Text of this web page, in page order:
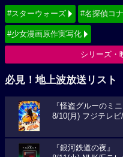
#スターウォーズ #名探偵コ
#少女漫画原作実写化
シリーズ・
必見！地上波放送リスト
『怪盗グルーのミ
8/10(月) フジテレ
『銀河鉄道の夜』